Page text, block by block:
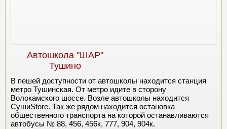
Автошкола "ШАР"
Тушино
В пешей доступности от автошколы находится станция
метро Тушинская. От метро идите в сторону
Волокамского шоссе. Возле автошколы находится
СушиStore. Так же рядом находится остановка
общественного транспорта на которой останавливаются
автобусы № 88, 456, 456к, 777, 904, 904к.